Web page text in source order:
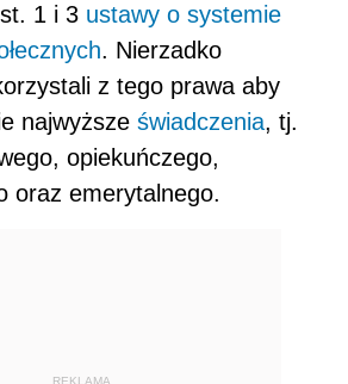
1 i 3 ustawy o systemie
. Nierzadko
z tego prawa aby
najwyższe świadczenia, tj.
opiekuńczego,
oraz emerytalnego.
REKLAMA